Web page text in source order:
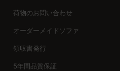
荷物のお問い合わせ
オーダーメイドソファ
領収書発行
5年間品質保証